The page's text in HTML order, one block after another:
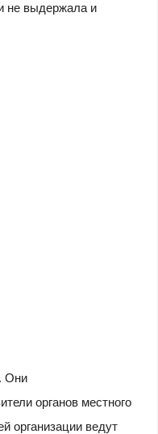
не выдержала и
Они
органов местного
организации ведут